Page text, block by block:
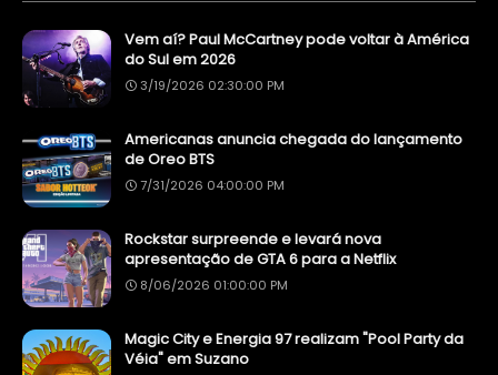
Vem aí? Paul McCartney pode voltar à América
do Sul em 2026
3/19/2026 02:30:00 PM
Americanas anuncia chegada do lançamento
de Oreo BTS
7/31/2026 04:00:00 PM
Rockstar surpreende e levará nova
apresentação de GTA 6 para a Netflix
8/06/2026 01:00:00 PM
Magic City e Energia 97 realizam "Pool Party da
Véia" em Suzano